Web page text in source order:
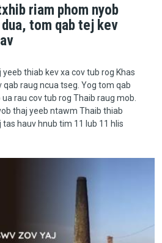
riam phom nyob
tom qab tej kev
yeeb thiab kev xa cov tub rog Khas
qab raug ncua tseg. Yog tom qab
rau cov tub rog Thaib raug mob.
thaj yeeb ntawm Thaib thiab
tas hauv hnub tim 11 lub 11 hlis